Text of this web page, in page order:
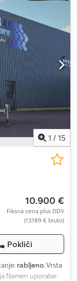
1 / 15
10.900 €
Fiksna cena plus DDV
(13.189 € bruto)
Pokliči
rabljeno, Vrsta
Namen uporabe: